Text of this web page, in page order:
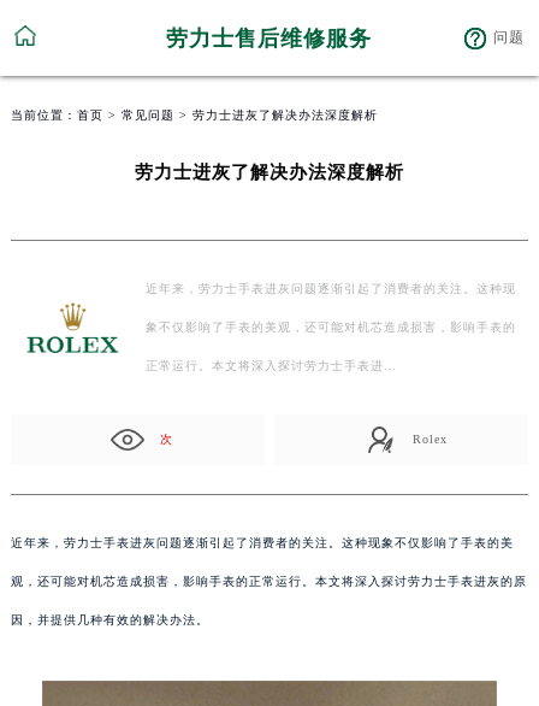
劳力士售后维修服务 问题
当前位置： 首页 > 常见问题 > 劳力士进灰了解决办法深度解析
劳力士进灰了解决办法深度解析
近年来，劳力士手表进灰问题逐渐引起了消费者的关注。这种现
象不仅影响了手表的美观，还可能对机芯造成损害，影响手表的
正常运行。本文将深入探讨劳力士手表进…
次 Rolex
近年来，劳力士手表进灰问题逐渐引起了消费者的关注。这种现象不仅影响了手表的美
观，还可能对机芯造成损害，影响手表的正常运行。本文将深入探讨劳力士手表进灰的原
因，并提供几种有效的解决办法。